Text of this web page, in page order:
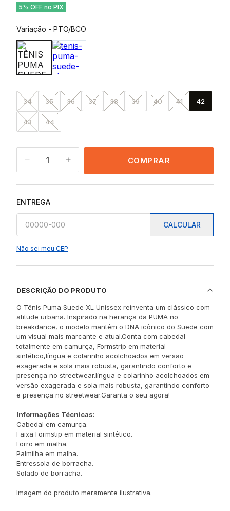
5% OFF no PIX
Variação - PTO/BCO
34 35 36 37 38 39 40 41 42
43 44
1 COMPRAR
ENTREGA
CALCULAR
Não sei meu CEP
DESCRIÇÃO DO PRODUTO
O Tênis Puma Suede XL Unissex reinventa um clássico com
atitude urbana. Inspirado na herança da PUMA no
breakdance, o modelo mantém o DNA icônico do Suede com
um visual mais marcante e atual.Conta com cabedal
totalmente em camurça, Formstrip em material
sintético,língua e colarinho acolchoados em versão
exagerada e sola mais robusta, garantindo conforto e
presença no streetwear.língua e colarinho acolchoados em
versão exagerada e sola mais robusta, garantindo conforto
e presença no streetwear.Garanta o seu agora!
Informações Técnicas:
Cabedal em camurça.
Faixa Formstip em material sintético.
Forro em malha.
Palmilha em malha.
Entressola de borracha.
Solado de borracha.
Imagem do produto meramente ilustrativa.